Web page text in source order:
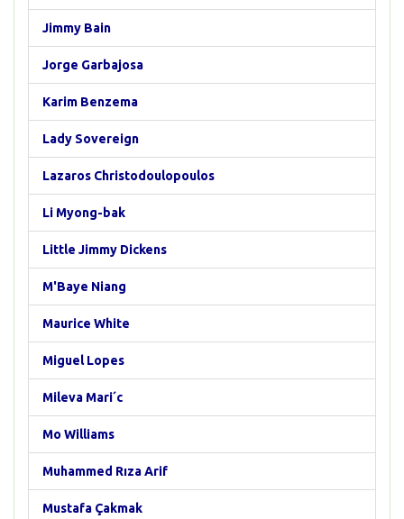
Jimmy Bain
Jorge Garbajosa
Karim Benzema
Lady Sovereign
Lazaros Christodoulopoulos
Li Myong-bak
Little Jimmy Dickens
M'Baye Niang
Maurice White
Miguel Lopes
Mileva Mari´c
Mo Williams
Muhammed Rıza Arif
Mustafa Çakmak